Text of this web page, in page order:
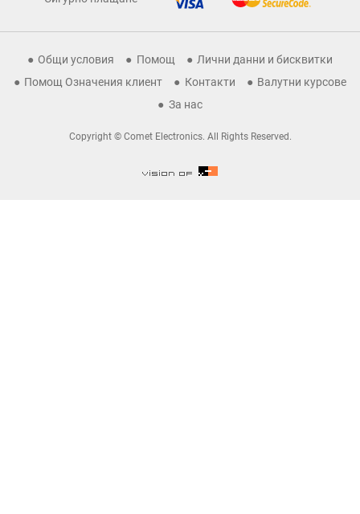
Общи условия Помощ
Лични данни и бисквитки
Помощ Означения клиент
Контакти
Валутни курсове
За нас
Copyright © Comet Electronics. All Rights Reserved.